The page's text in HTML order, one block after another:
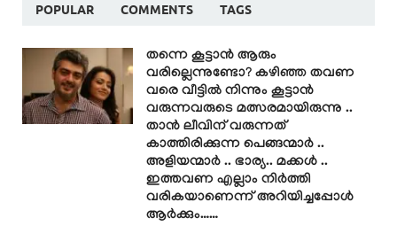
POPULAR COMMENTS TAGS
തന്നെ കൂട്ടാൻ ആരും
വരില്ലെന്നുണ്ടോ? കഴിഞ്ഞ തവണ
വരെ വീട്ടിൽ നിന്നും കൂട്ടാൻ
വരുന്നവരുടെ മത്സരമായിരുന്നു ..
താൻ ലീവിന് വരുന്നത്
കാത്തിരിക്കുന്ന പെങ്ങന്മാർ ..
അളിയന്മാർ .. ഭാര്യ.. മക്കൾ ..
ഇത്തവണ എല്ലാം നിർത്തി
വരികയാണെന്ന് അറിയിച്ചപ്പോൾ
ആർക്കും……